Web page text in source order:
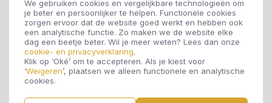
We gebruiken cookies en vergelijkbare technologieën om
je beter en persoonlijker te helpen. Functionele cookies
zorgen ervoor dat de website goed werkt en hebben ook
een analytische functie. Zo maken we de website elke
dag een beetje beter. Wil je meer weten? Lees dan onze
cookie- en privacyverklaring.
Klik op ‘Oké’ om te accepteren. Als je kiest voor
‘Weigeren’, plaatsen we alleen functionele en analytische
cookies.
Sitemap
Algemene Voorwaarden
Privacy Policy